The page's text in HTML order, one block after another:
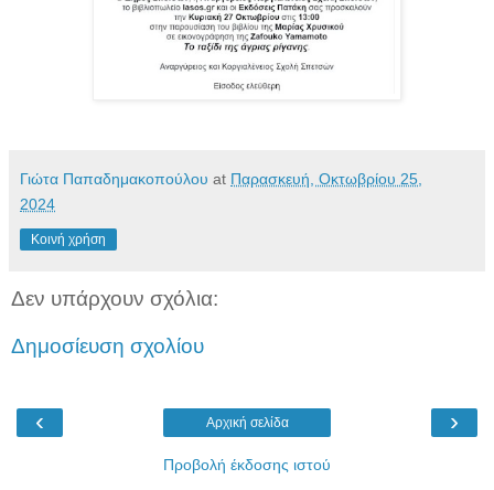
Γιώτα Παπαδημακοπούλου at Παρασκευή, Οκτωβρίου 25,
2024
Κοινή χρήση
Δεν υπάρχουν σχόλια:
Δημοσίευση σχολίου
‹ ›
Αρχική σελίδα
Προβολή έκδοσης ιστού